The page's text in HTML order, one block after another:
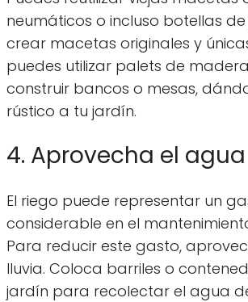
neumáticos o incluso botellas
crear macetas originales y
puedes utilizar palets de
construir bancos o mesas,
rústico a tu jardín.
4. Aprovecha el
El riego puede representar un
considerable en el
Para reducir este gasto,
lluvia. Coloca barriles o
jardín para recolectar el agua